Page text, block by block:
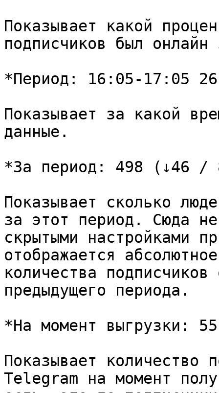
Показывает какой
подписчиков был
*Период: 16:05-17:05
Показывает за какой
данные.
*За период: 498 (↓46 /
Показывает сколько
за этот период. Сюда
скрытыми настройками
отображается
количества
предыдущего периода.
*На момент выгрузки:
Показывает количество
Telegram на момент